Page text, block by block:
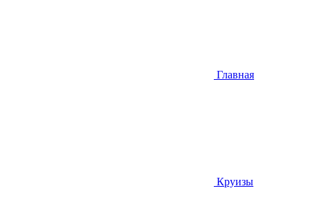
Главная
Круизы